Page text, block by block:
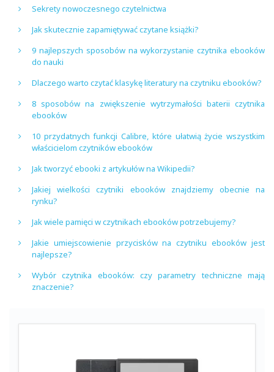
Sekrety nowoczesnego czytelnictwa
Jak skutecznie zapamiętywać czytane książki?
9 najlepszych sposobów na wykorzystanie czytnika ebooków
do nauki
Dlaczego warto czytać klasykę literatury na czytniku ebooków?
8 sposobów na zwiększenie wytrzymałości baterii czytnika
ebooków
10 przydatnych funkcji Calibre, które ułatwią życie wszystkim
właścicielom czytników ebooków
Jak tworzyć ebooki z artykułów na Wikipedii?
Jakiej wielkości czytniki ebooków znajdziemy obecnie na
rynku?
Jak wiele pamięci w czytnikach ebooków potrzebujemy?
Jakie umiejscowienie przycisków na czytniku ebooków jest
najlepsze?
Wybór czytnika ebooków: czy parametry techniczne mają
znaczenie?